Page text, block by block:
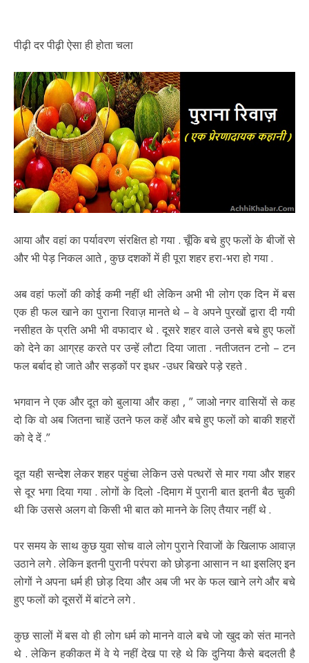
पीढ़ी दर पीढ़ी ऐसा ही होता चला
आया और वहां का पर्यावरण संरक्षित हो गया . चूँकि बचे हुए फलों के बीजों से
और भी पेड़ निकल आते , कुछ दशकों में ही पूरा शहर हरा-भरा हो गया .
अब वहां फलों की कोई कमी नहीं थी लेकिन अभी भी लोग एक दिन में बस
एक ही फल खाने का पुराना रिवाज़ मानते थे – वे अपने पुरखों द्वारा दी गयी
नसीहत के प्रति अभी भी वफादार थे . दूसरे शहर वाले उनसे बचे हुए फलों
को देने का आग्रह करते पर उन्हें लौटा दिया जाता . नतीजतन टनो – टन
फल बर्बाद हो जाते और सड़कों पर इधर -उधर बिखरे पड़े रहते .
भगवान ने एक और दूत को बुलाया और कहा , ” जाओ नगर वासियों से कह
दो कि वो अब जितना चाहें उतने फल कहें और बचे हुए फलों को बाकी शहरों
को दे दें .”
दूत यही सन्देश लेकर शहर पहुंचा लेकिन उसे पत्थरों से मार गया और शहर
से दूर भगा दिया गया . लोगों के दिलो -दिमाग में पुरानी बात इतनी बैठ चुकी
थी कि उससे अलग वो किसी भी बात को मानने के लिए तैयार नहीं थे .
पर समय के साथ कुछ युवा सोच वाले लोग पुराने रिवाजों के खिलाफ आवाज़
उठाने लगे . लेकिन इतनी पुरानी परंपरा को छोड़ना आसान न था इसलिए इन
लोगों ने अपना धर्म ही छोड़ दिया और अब जी भर के फल खाने लगे और बचे
हुए फलों को दूसरों में बांटने लगे .
कुछ सालों में बस वो ही लोग धर्म को मानने वाले बचे जो खुद को संत मानते
थे . लेकिन हकीकत में वे ये नहीं देख पा रहे थे कि दुनिया कैसे बदलती है